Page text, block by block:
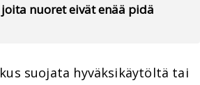
nuoret eivät enää pidä
suojata hyväksikäytöltä tai